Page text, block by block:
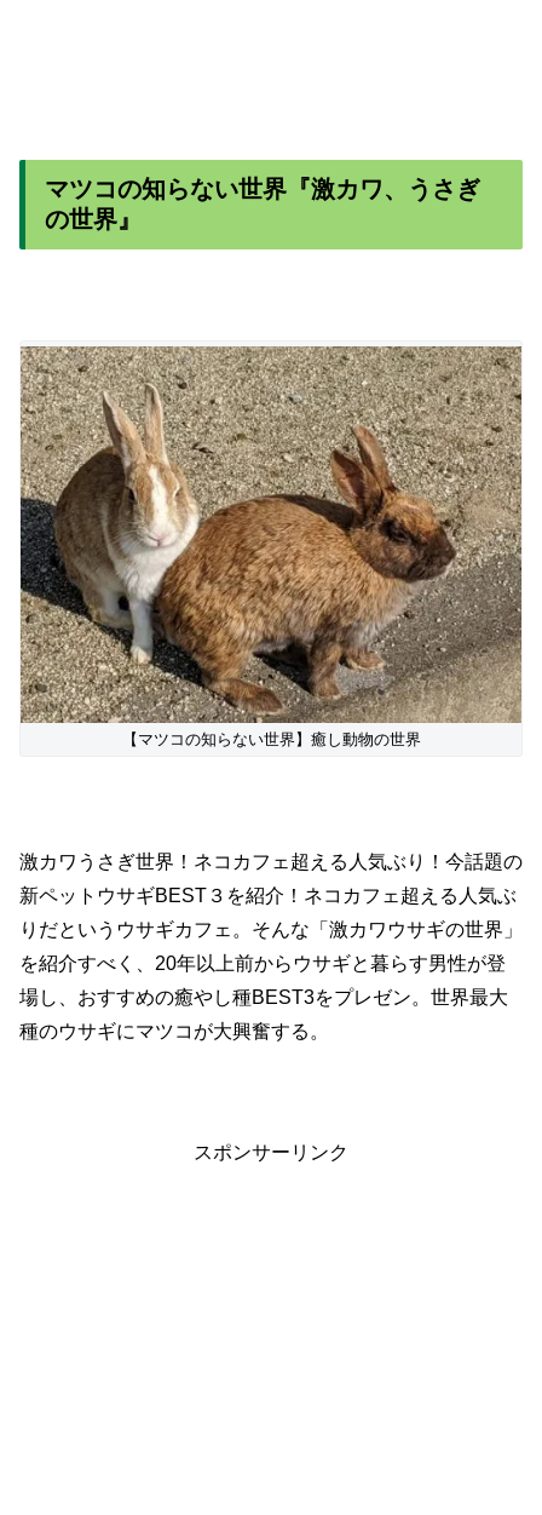
マツコの知らない世界『激カワ、うさぎ
の世界』
【マツコの知らない世界】癒し動物の世界
激カワうさぎ世界！ネコカフェ超える人気ぶり！今話題の
新ペットウサギBEST３を紹介！ネコカフェ超える人気ぶ
りだというウサギカフェ。そんな「激カワウサギの世界」
を紹介すべく、20年以上前からウサギと暮らす男性が登
場し、おすすめの癒やし種BEST3をプレゼン。世界最大
種のウサギにマツコが大興奮する。
スポンサーリンク